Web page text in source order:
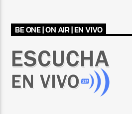
BE ONE | ON AIR | EN VIVO